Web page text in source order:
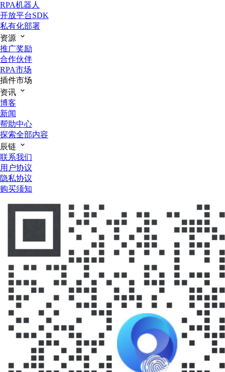
RPA机器人
开放平台SDK
私有化部署
资源
推广奖励
合作伙伴
RPA市场
插件市场
资讯
博客
新闻
帮助中心
探索全部内容
辰链
联系我们
用户协议
隐私协议
购买须知